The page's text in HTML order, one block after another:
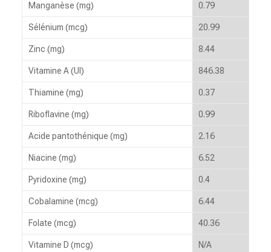
Manganèse (mg) 0.79
Sélénium (mcg) 20.99
Zinc (mg) 8.44
Vitamine A (UI) 846.38
Thiamine (mg) 0.37
Riboflavine (mg) 0.99
Acide pantothénique (mg) 2.16
Niacine (mg) 6.52
Pyridoxine (mg) 0.4
Cobalamine (mcg) 6.44
Folate (mcg) 40.36
Vitamine D (mcg) N/A